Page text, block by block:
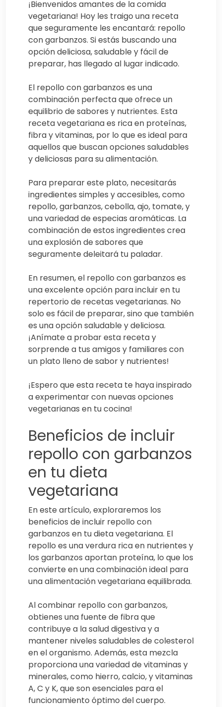
¡Bienvenidos amantes de la comida
vegetariana! Hoy les traigo una receta
que seguramente les encantará: repollo
con garbanzos. Si estás buscando una
opción deliciosa, saludable y fácil de
preparar, has llegado al lugar indicado.
El repollo con garbanzos es una
combinación perfecta que ofrece un
equilibrio de sabores y nutrientes. Esta
receta vegetariana es rica en proteínas,
fibra y vitaminas, por lo que es ideal para
aquellos que buscan opciones saludables
y deliciosas para su alimentación.
Para preparar este plato, necesitarás
ingredientes simples y accesibles, como
repollo, garbanzos, cebolla, ajo, tomate, y
una variedad de especias aromáticas. La
combinación de estos ingredientes crea
una explosión de sabores que
seguramente deleitará tu paladar.
En resumen, el repollo con garbanzos es
una excelente opción para incluir en tu
repertorio de recetas vegetarianas. No
solo es fácil de preparar, sino que también
es una opción saludable y deliciosa.
¡Anímate a probar esta receta y
sorprende a tus amigos y familiares con
un plato lleno de sabor y nutrientes!
¡Espero que esta receta te haya inspirado
a experimentar con nuevas opciones
vegetarianas en tu cocina!
Beneficios de incluir
repollo con garbanzos
en tu dieta
vegetariana
En este artículo, exploraremos los
beneficios de incluir repollo con
garbanzos en tu dieta vegetariana. El
repollo es una verdura rica en nutrientes y
los garbanzos aportan proteína, lo que los
convierte en una combinación ideal para
una alimentación vegetariana equilibrada.
Al combinar repollo con garbanzos,
obtienes una fuente de fibra que
contribuye a la salud digestiva y a
mantener niveles saludables de colesterol
en el organismo. Además, esta mezcla
proporciona una variedad de vitaminas y
minerales, como hierro, calcio, y vitaminas
A, C y K, que son esenciales para el
funcionamiento óptimo del cuerpo.